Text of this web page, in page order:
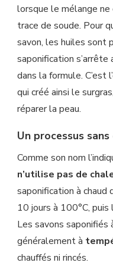
lorsque le mélange
trace de soude. Pour
savon, les huiles sont
saponification
dans la formule. C’est
qui créé ainsi le
réparer la peau.
Un processus
Comme son nom
n’utilise pas de
saponification à
10 jours à 100°C,
Les savons saponifiés
généralement à
chauffés ni rincés.